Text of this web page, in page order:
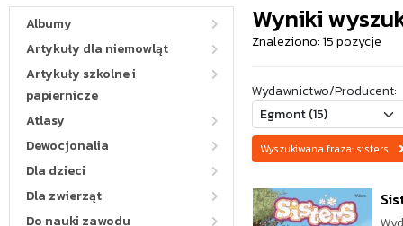
Albumy
Artykuły dla niemowląt
Artykuły szkolne i
papiernicze
Atlasy
Dewocjonalia
Dla dzieci
Dla zwierząt
Do nauki zawodu
Wyniki
Znaleziono: 15 pozycje
Wydawnictwo/Producent:
Wyszukiwana fraza: sisters